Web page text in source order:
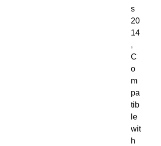
s
20
14
,
C
o
m
pa
tib
le
wit
h